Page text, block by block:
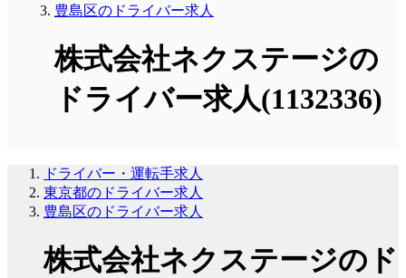
豊島区のドライバー求人
株式会社ネクステージの
ドライバー求人(1132336)
ドライバー・運転手求人
東京都のドライバー求人
豊島区のドライバー求人
株式会社ネクステージのド